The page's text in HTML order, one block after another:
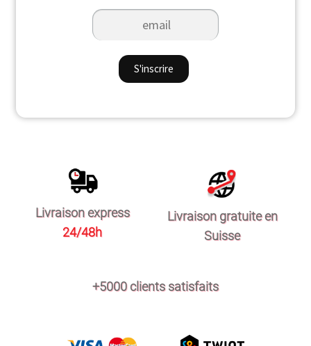
Livraison express
24/48h
Livraison gratuite en
Suisse
+5000 clients satisfaits